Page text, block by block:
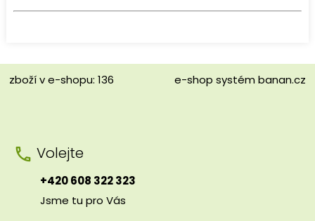
zboží v e-shopu: 136 e-shop systém banan.cz
Volejte
+420 608 322 323
Jsme tu pro Vás